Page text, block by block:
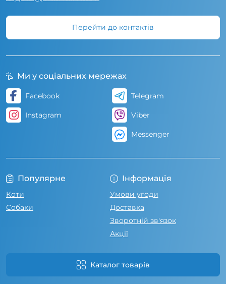
Перейти до контактів
Популярне
Коти
Собаки
Інформація
Умови угоди
Доставка
Зворотній зв'язок
Акції
Каталог товарів
Ми у соціальних мережах
Facebook
Instagram
Telegram
Viber
Messenger